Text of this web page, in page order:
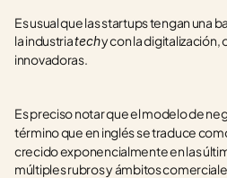
Es usual que las startups tengan una
la industria tech y con la digitalización,
innovadoras.
Es preciso notar que el modelo de
término que en inglés se traduce
crecido exponencialmente en las
múltiples rubros y ámbitos